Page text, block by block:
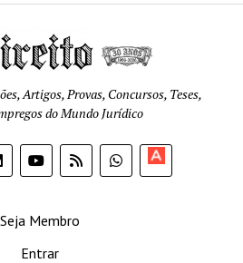
Artigos, Provas, Concursos, Teses,
do Mundo Jurídico
Seja Membro
Entrar